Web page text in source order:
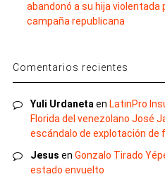
abandonó a su hija violentada
campaña republicana
Comentarios recientes
Yuli Urdaneta en LatinPro
Florida del venezolano José
escándalo de explotación de
Jesus en Gonzalo Tirado
estado envuelto